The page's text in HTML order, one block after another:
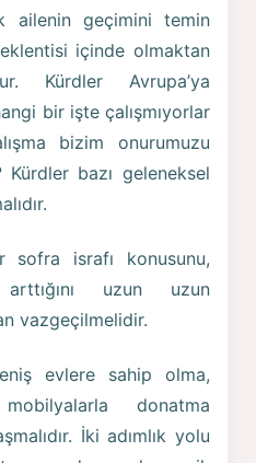
ailenin geçimini temin
içinde olmaktan
Kürdler Avrupa’ya
bir işte çalışmıyorlar
bizim onurumuzu
bazı geleneksel
sofra israfı konusunu,
uzun uzun
vazgeçilmelidir.
evlere sahip olma,
donatma
İki adımlık yolu